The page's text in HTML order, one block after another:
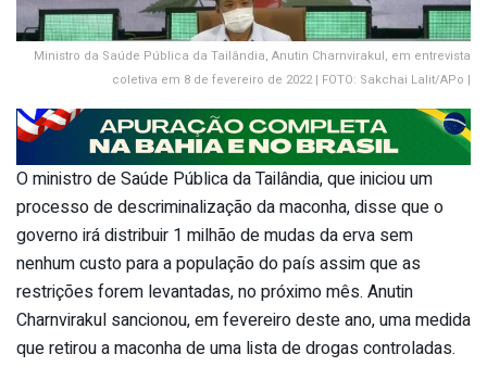
Ministro da Saúde Pública da Tailândia, Anutin Charnvirakul, em entrevista
coletiva em 8 de fevereiro de 2022 | FOTO: Sakchai Lalit/APo |
O ministro de Saúde Pública da Tailândia, que iniciou um
processo de descriminalização da maconha, disse que o
governo irá distribuir 1 milhão de mudas da erva sem
nenhum custo para a população do país assim que as
restrições forem levantadas, no próximo mês. Anutin
Charnvirakul sancionou, em fevereiro deste ano, uma medida
que retirou a maconha de uma lista de drogas controladas.